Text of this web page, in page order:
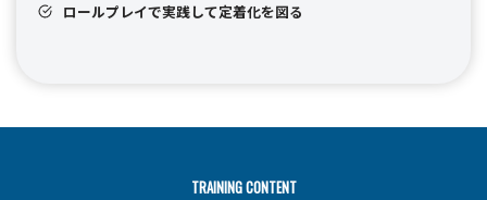
ロールプレイで実践して定着化を図る
TRAINING CONTENT